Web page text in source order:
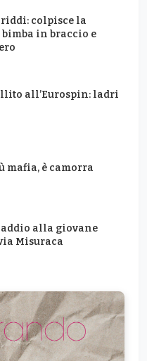
colpisce la
in braccio e
all’Eurospin: ladri
mafia, è camorra
alla giovane
Misuraca